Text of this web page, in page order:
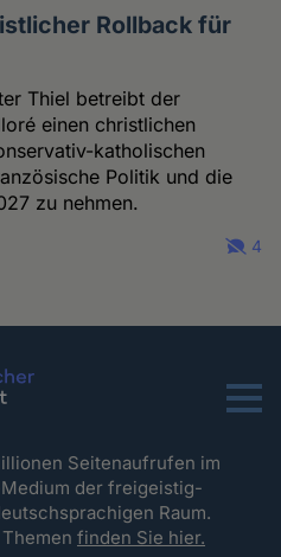
Rollback für
Thiel betreibt der
einen christlichen
katholischen
Politik und die
zu nehmen.
4
Menu
Seitenaufrufen im
der freigeistig-
Raum.
Themenfinden Sie hier.